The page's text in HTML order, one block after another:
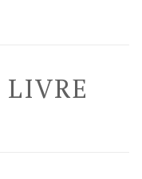
LIVRE